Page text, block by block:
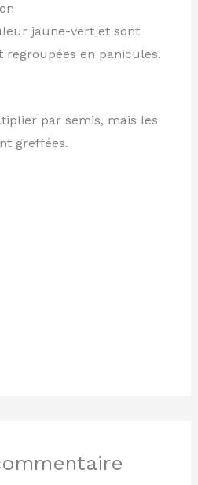
jaune-vert et sont
regroupées en panicules.
par semis, mais les
greffées.